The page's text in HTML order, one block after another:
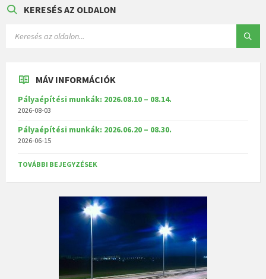
KERESÉS AZ OLDALON
MÁV INFORMÁCIÓK
Pályaépítési munkák: 2026.08.10 – 08.14.
2026-08-03
Pályaépítési munkák: 2026.06.20 – 08.30.
2026-06-15
TOVÁBBI BEJEGYZÉSEK